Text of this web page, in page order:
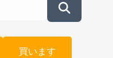
買います